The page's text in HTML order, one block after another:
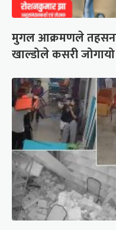
मुगल आक्रमणले
खाल्डोले कसरी